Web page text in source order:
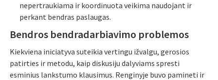
nepertraukiama ir koordinuota veikima naudojant ir
perkant bendras paslaugas.
Bendros bendradarbiavimo problemos
Kiekviena iniciatyva suteikia vertingu ižvalgu, gerosios
patirties ir metodu, kaip diskusiju dalyviams spresti
esminius lankstumo klausimus. Renginyje buvo pamineti ir